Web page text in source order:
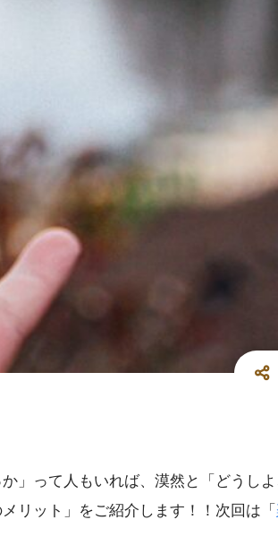
」って人もいれば、漠然と「どうしよ
リット」をご紹介します！！次回は「